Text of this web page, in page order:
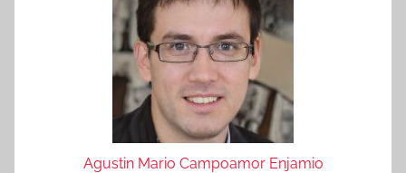
Agustin Mario Campoamor Enjamio